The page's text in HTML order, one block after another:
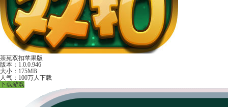
茶苑双扣苹果版
版本：1.0.0.946
大小：175MB
人气：100万人下载
下载游戏